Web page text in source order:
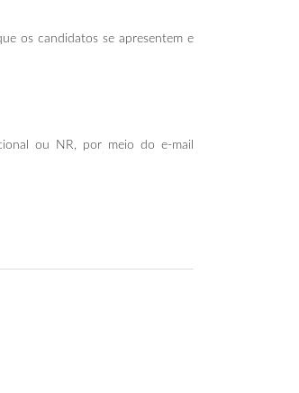
os candidatos se apresentem e
ou NR, por meio do e-mail